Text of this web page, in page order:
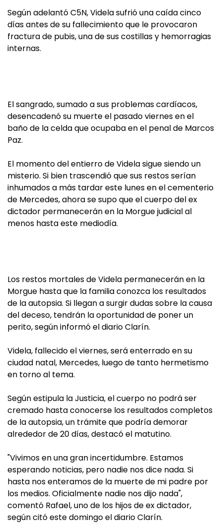
Según adelantó C5N, Videla sufrió una caída cinco
días antes de su fallecimiento que le provocaron
fractura de pubis, una de sus costillas y hemorragias
internas.
El sangrado, sumado a sus problemas cardíacos,
desencadenó su muerte el pasado viernes en el
baño de la celda que ocupaba en el penal de Marcos
Paz.
El momento del entierro de Videla sigue siendo un
misterio. Si bien trascendió que sus restos serían
inhumados a más tardar este lunes en el cementerio
de Mercedes, ahora se supo que el cuerpo del ex
dictador permanecerán en la Morgue judicial al
menos hasta este mediodía.
Los restos mortales de Videla permanecerán en la
Morgue hasta que la familia conozca los resultados
de la autopsia. Si llegan a surgir dudas sobre la causa
del deceso, tendrán la oportunidad de poner un
perito, según informó el diario Clarín.
Videla, fallecido el viernes, será enterrado en su
ciudad natal, Mercedes, luego de tanto hermetismo
en torno al tema.
Según estipula la Justicia, el cuerpo no podrá ser
cremado hasta conocerse los resultados completos
de la autopsia, un trámite que podría demorar
alrededor de 20 días, destacó el matutino.
"Vivimos en una gran incertidumbre. Estamos
esperando noticias, pero nadie nos dice nada. Si
hasta nos enteramos de la muerte de mi padre por
los medios. Oficialmente nadie nos dijo nada",
comentó Rafael, uno de los hijos de ex dictador,
según citó este domingo el diario Clarín.